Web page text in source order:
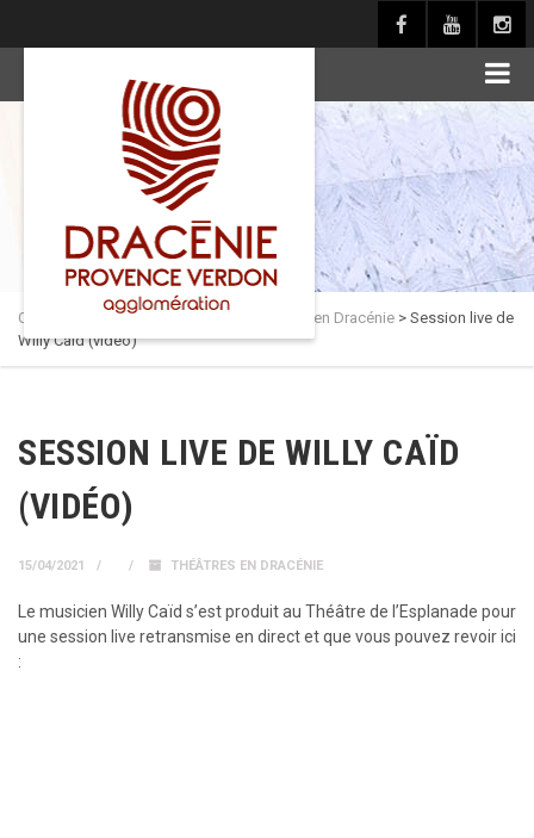
Culture en Dracénie Théâtres en Dracénie > Session live de
Willy Caïd (vidéo)
SESSION LIVE DE WILLY CAÏD
(VIDÉO)
15/04/2021 THÉÂTRES EN DRACÉNIE
Le musicien Willy Caïd s’est produit au Théâtre de l’Esplanade pour
une session live retransmise en direct et que vous pouvez revoir ici
: